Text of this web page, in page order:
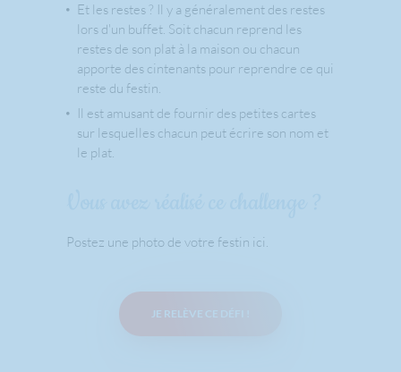
Et les restes ? Il y a généralement des restes
lors d'un buffet. Soit chacun reprend les
restes de son plat à la maison ou chacun
apporte des cintenants pour reprendre ce qui
reste du festin.
Il est amusant de fournir des petites cartes
sur lesquelles chacun peut écrire son nom et
le plat.
Postez une photo de votre festin ici.
JE RELÈVE CE DÉFI !